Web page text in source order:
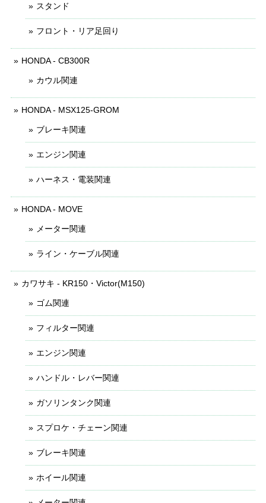
スタンド
フロント・リア足回り
HONDA - CB300R
カウル関連
HONDA - MSX125-GROM
ブレーキ関連
エンジン関連
ハーネス・電装関連
HONDA - MOVE
メーター関連
ライン・ケーブル関連
カワサキ - KR150・Victor(M150)
ゴム関連
フィルター関連
エンジン関連
ハンドル・レバー関連
ガソリンタンク関連
スプロケ・チェーン関連
ブレーキ関連
ホイール関連